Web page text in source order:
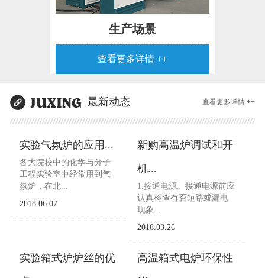
生产场景
查看更多详情 ++
最新动态 查看更多详情 ++
实验气氛炉的应用...
各大院校中的化学与分子
工程实验室中经常用到气
氛炉，在北...
2018.06.07
新购高温炉调试和开
机...
1.接通电源。接通电源前应
认真检查有否短路或漏电
现象...
2018.03.26
实验箱式炉炉丝的优
高温箱式电炉环保性